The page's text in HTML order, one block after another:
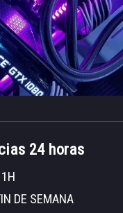
24 horas
DE SEMANA